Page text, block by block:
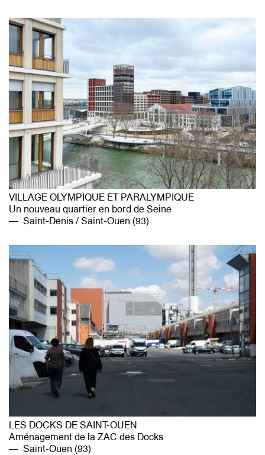
VILLAGE OLYMPIQUE ET PARALYMPIQUE
Un nouveau quartier en bord de Seine
Saint-Denis / Saint-Ouen (93)
LES DOCKS DE SAINT-OUEN
Aménagement de la ZAC des Docks
Saint-Ouen (93)